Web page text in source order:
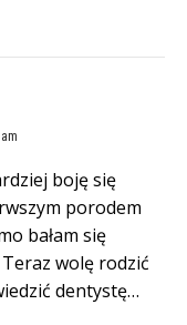
boję się
porodem
bałam się
wolę rodzić
dentystę…